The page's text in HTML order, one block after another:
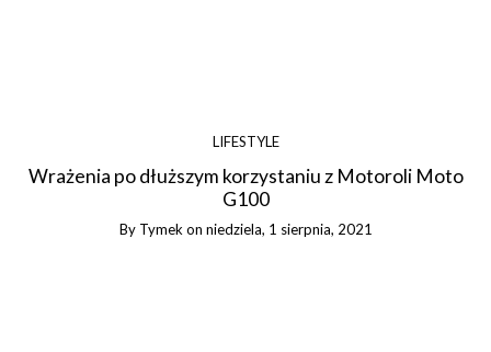
LIFESTYLE
Wrażenia po dłuższym korzystaniu z Motoroli Moto
G100
By Tymek on niedziela, 1 sierpnia, 2021